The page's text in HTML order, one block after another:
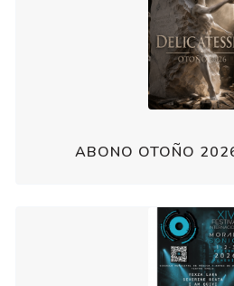
ABONO OTOÑO